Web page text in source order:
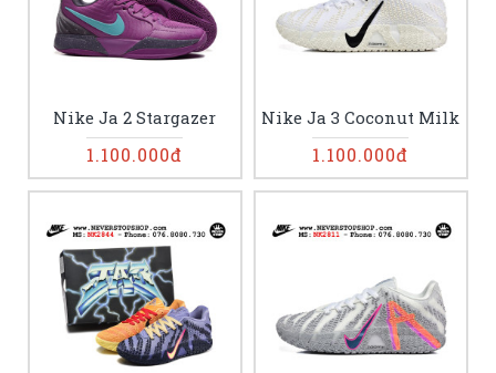
Nike Ja 2 Stargazer
1.100.000đ
Nike Ja 3 Coconut Milk
1.100.000đ